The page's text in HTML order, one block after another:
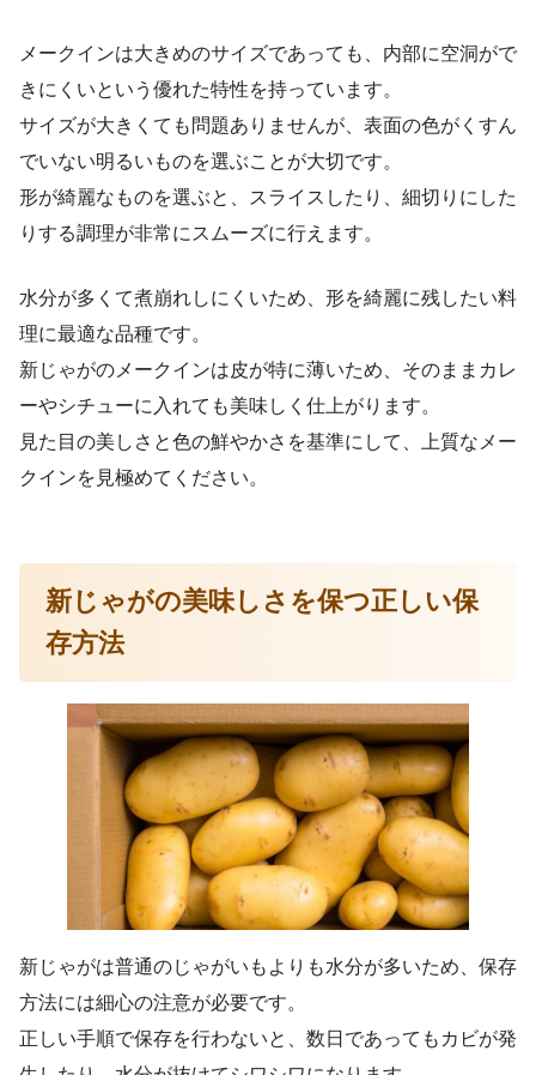
メークインは大きめのサイズであっても、内部に空洞がで
きにくいという優れた特性を持っています。
サイズが大きくても問題ありませんが、表面の色がくすん
でいない明るいものを選ぶことが大切です。
形が綺麗なものを選ぶと、スライスしたり、細切りにした
りする調理が非常にスムーズに行えます。
水分が多くて煮崩れしにくいため、形を綺麗に残したい料
理に最適な品種です。
新じゃがのメークインは皮が特に薄いため、そのままカレ
ーやシチューに入れても美味しく仕上がります。
見た目の美しさと色の鮮やかさを基準にして、上質なメー
クインを見極めてください。
新じゃがの美味しさを保つ正しい保
存方法
新じゃがは普通のじゃがいもよりも水分が多いため、保存
方法には細心の注意が必要です。
正しい手順で保存を行わないと、数日であってもカビが発